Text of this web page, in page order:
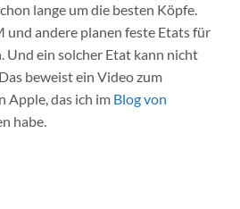
lange um die besten Köpfe.
und andere planen feste Etats für
Und ein solcher Etat kann nicht
beweist ein Video zum
Apple, das ich im Blog von
habe.